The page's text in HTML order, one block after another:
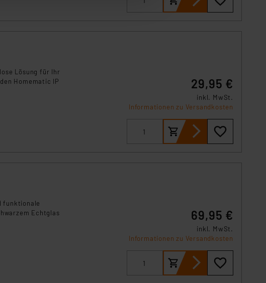
zur Einbindung von Cookies
USA als Land mit unzureichendem
Behörden personenbezogene
der Europäischen
Lösung für Ihr
Homematic IP
29,95 €
inkl. MwSt.
Informationen zu Versandkosten
funktionale
Echtglas
69,95 €
inkl. MwSt.
Informationen zu Versandkosten